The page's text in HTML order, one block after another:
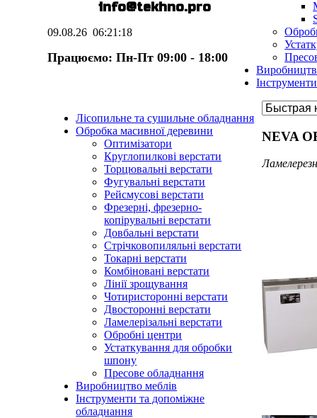
info@tekhno.pro
09.08.26 06:21:19
Працюємо: Пн-Пт 09:00 - 18:00
Лісопильне та сушильне обладнання
Обробка масивної деревини
Оптимізатори
Круглопилкові верстати
Торцювальні верстати
Фугувальні верстати
Рейсмусові верстати
Фрезерні, фрезерно-
копірувальні верстати
Довбальні верстати
Стрічковопиляльні верстати
Токарні верстати
Комбіновані верстати
Лінії зрощування
Чотиристоронні верстати
Двосторонні верстати
Ламелерізальні верстати
Обробні центри
Устаткування для обробки
шпону
Пресове обладнання
Виробництво меблів
Інструменти та допоміжне
обладнання
NEVA